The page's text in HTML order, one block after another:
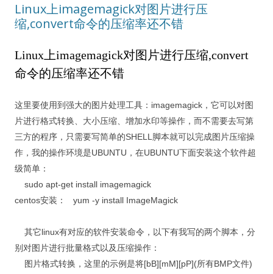
Linux上imagemagick对图片进行压
缩,convert命令的压缩率还不错
Linux上imagemagick对图片进行压缩,convert
命令的压缩率还不错
这里要使用到强大的图片处理工具：imagemagick，它可以对图
片进行格式转换、大小压缩、增加水印等操作，而不需要去写第
三方的程序，只需要写简单的SHELL脚本就可以完成图片压缩操
作，我的操作环境是UBUNTU，在UBUNTU下面安装这个软件超
级简单：
sudo apt-get install imagemagick
centos安装： yum -y install ImageMagick
其它linux有对应的软件安装命令，以下有我写的两个脚本，分
别对图片进行批量格式以及压缩操作：
图片格式转换，这里的示例是将[bB][mM][pP](所有BMP文件)